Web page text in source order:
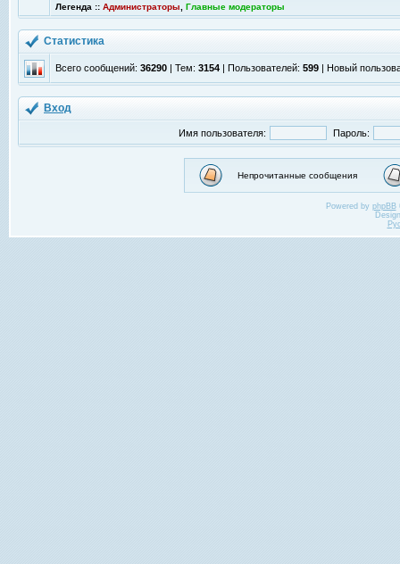
Легенда :: Администраторы Главные модераторы
Статистика
Всего сообщений: 36290 | Тем: 3154 | Пользователей: 599 | Новый
Вход
Имя пользователя: Пароль:
Непрочитанные сообщения
Powered by phpBB